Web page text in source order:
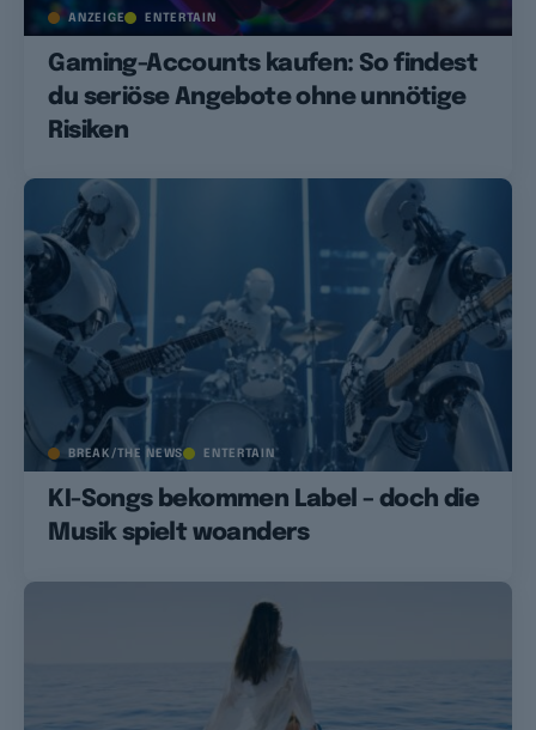
ANZEIGE ENTERTAIN
Gaming-Accounts kaufen: So findest
du seriöse Angebote ohne unnötige
Risiken
BREAK/THE NEWS ENTERTAIN
KI-Songs bekommen Label – doch die
Musik spielt woanders